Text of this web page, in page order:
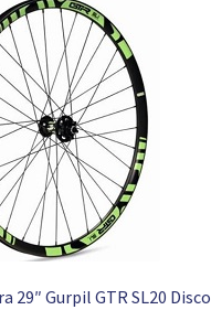
29″ Gurpil GTR SL20 Disco